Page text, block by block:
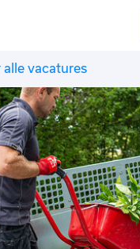
alle vacatures